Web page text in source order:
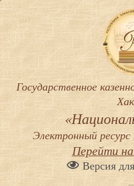
Государственное
Электронный ресурс
Перейти
Версия